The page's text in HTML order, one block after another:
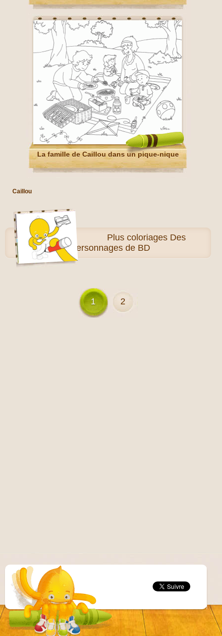
La famille de Caillou dans un pique-nique
Caillou
Pluscoloriages Des
personnages de BD
1 2